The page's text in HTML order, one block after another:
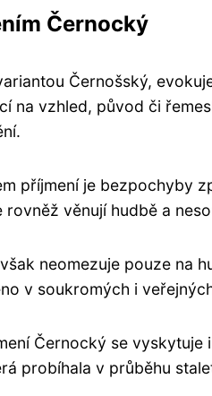
Černocký
Černošský,
na vzhled, původ či
příjmení je bezpochyby
rovněž věnují hudbě a
neomezuje pouze na
v soukromých i
Černocký se
probíhala v průběhu